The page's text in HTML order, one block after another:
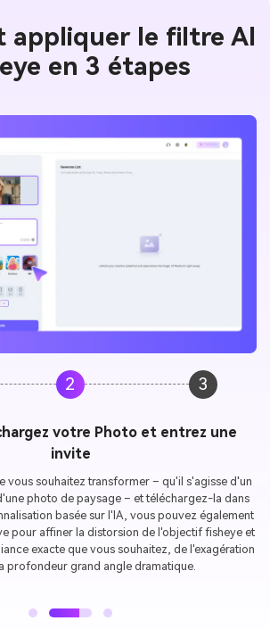
appliquer le filtre AI
en 3 étapes
2 3
votre Photo et entrez une
invite
vous souhaitez transformer – qu'il s'agisse d'un
photo de paysage – et téléchargez-la dans
basée sur l'IA, vous pouvez également
pour affiner la distorsion de l'objectif fisheye et
exacte que vous souhaitez, de l'exagération
profondeur grand angle dramatique.